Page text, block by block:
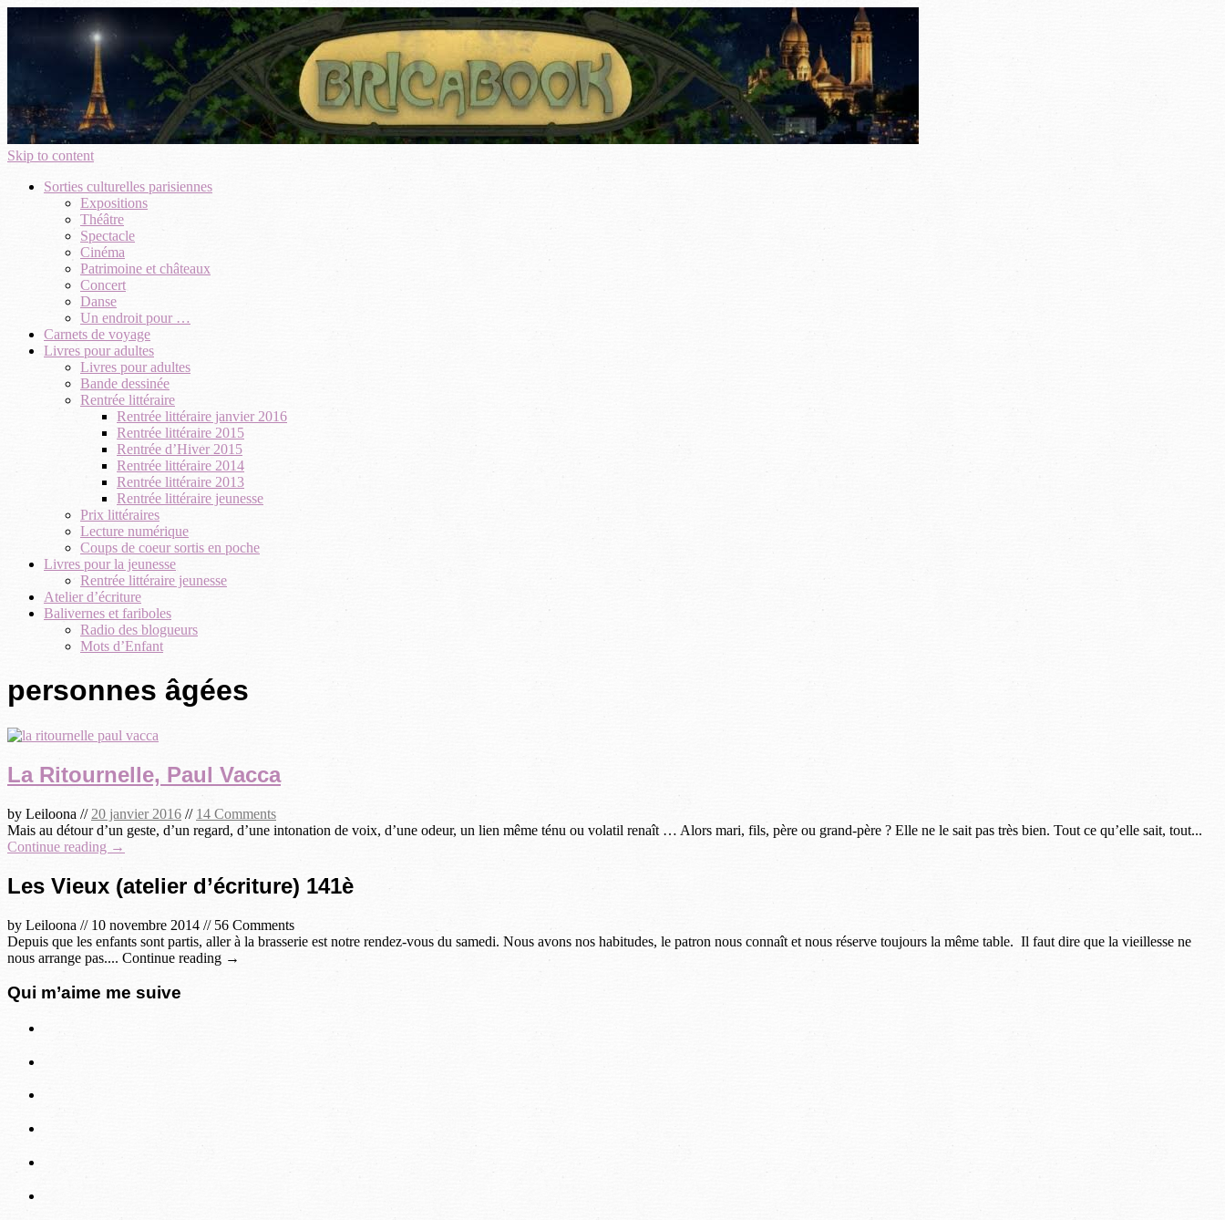
Skip to content
Sorties culturelles parisiennes
Expositions
Théâtre
Spectacle
Cinéma
Patrimoine et châteaux
Concert
Danse
Un endroit pour …
Carnets de voyage
Livres pour adultes
Livres pour adultes
Bande dessinée
Rentrée littéraire
Rentrée littéraire janvier 2016
Rentrée littéraire 2015
Rentrée d’Hiver 2015
Rentrée littéraire 2014
Rentrée littéraire 2013
Rentrée littéraire jeunesse
Prix littéraires
Lecture numérique
Coups de coeur sortis en poche
Livres pour la jeunesse
Rentrée littéraire jeunesse
Atelier d’écriture
Balivernes et fariboles
Radio des blogueurs
Mots d’Enfant
personnes âgées
La Ritournelle, Paul Vacca
by Leiloona // 20 janvier 2016 // 14 Comments
Mais au détour d’un geste, d’un regard, d’une intonation de voix, d’une odeur, un lien même ténu ou volatil renaît … Alors mari, fils, père ou grand-père ? Elle ne le sait pas très bien. Tout ce qu’elle sait, tout...
Continue reading →
Les Vieux (atelier d’écriture) 141è
by Leiloona // 10 novembre 2014 // 56 Comments
Depuis que les enfants sont partis, aller à la brasserie est notre rendez-vous du samedi. Nous avons nos habitudes, le patron nous connaît et nous réserve toujours la même table. Il faut dire que la vieillesse ne
nous arrange pas.... Continue reading →
Qui m’aime me suive